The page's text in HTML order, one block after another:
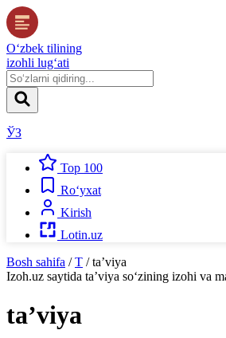
O‘zbek tilining
izohli lug‘ati
ЎЗ
Top 100
Ro‘yxat
Kirish
Lotin.uz
Bosh sahifa / T / taʼviya
Izoh.uz saytida taʼviya so‘zining izohi va
taʼviya